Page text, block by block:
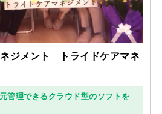
ジメント トライドケアマネ
管理できるクラウド型のソフトを